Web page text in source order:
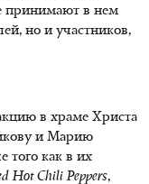
принимают в нем
но и участников,
в храме Христа
и Марию
того как в их
Hot Chili Peppers,